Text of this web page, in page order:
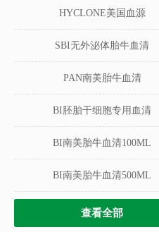
HYCLONE美国血源
SBI无外泌体胎牛血清
PAN南美胎牛血清
BI胚胎干细胞专用血清
BI南美胎牛血清100ML
BI南美胎牛血清500ML
查看全部